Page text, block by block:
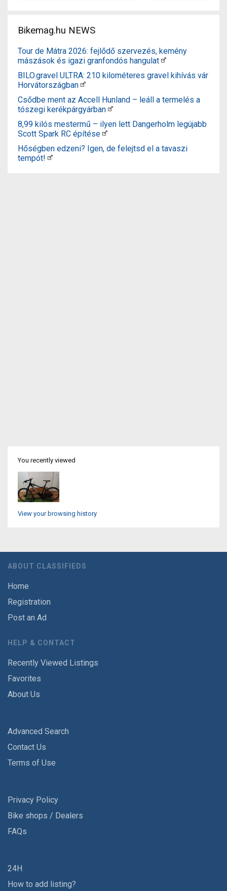
Bikemag.hu NEWS
Tour de Mátra 2026: fejlődő szervezés, kemény
mászások és igazi granfondós hangulat
BILO.gravel ULTRA: 210 kilométeres gravel kihívás vár
Horvátországban
Csődbe ment az Accell Hunland – leáll a termelés a
tószegi kerékpárgyárban
8,99 kilós mestermű – ilyen lett Dangerholm legújabb
Scott Spark RC építése
Hőségben edzeni? Igen, de felejtsd el a tavaszi
tempót!
You recently viewed
View your browsing history
ABOUT CLASSIFIEDS
Home
Registration
Post an Ad
HELP & CONTACT
Recently Viewed Listings
Favorites
About Us
Advanced Search
Contact Us
Terms of Use
Privacy Policy
Bike shops / Dealers
FAQs
24H
How to add listing?